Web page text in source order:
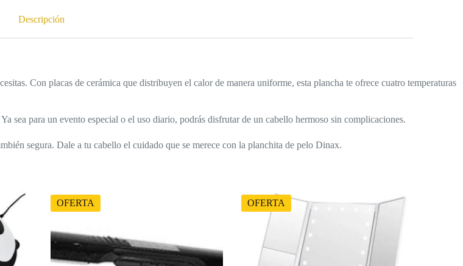
Descripción
Con placas de cerámica que distribuyen el calor de manera uniforme, esta plancha te ofrece cuatro temperaturas
sea para un evento especial o el uso diario, podrás disfrutar de un cabello hermoso sin complicaciones.
segura. Dale a tu cabello el cuidado que se merece con la planchita de pelo Dinax.
OFERTA OFERTA